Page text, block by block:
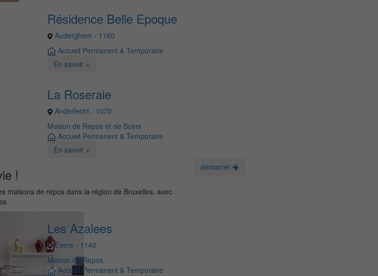
Résidence Belle Epoque
Auderghem - 1160
Accueil Permanent & Temporaire
En savoir +
La Roseraie
Anderlecht - 1070
Maison de Repos et de Soins
Accueil Permanent & Temporaire
En savoir +
!
maisons de repos dans la région de Bruxelles, avec
démarrer
Les Azalees
Evere - 1140
Maison de Repos
Accueil Permanent & Temporaire